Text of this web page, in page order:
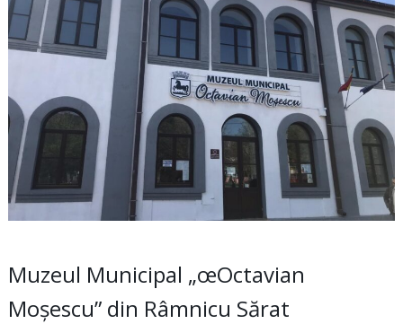
Muzeul Municipal „œOctavian
Moșescu” din Râmnicu Sărat